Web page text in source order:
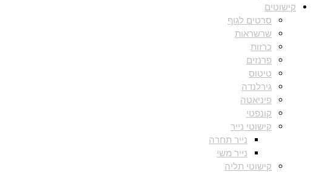
קישוטים
סרטים לגוף
שרשראות
כרזות
פרנזים
טיטוס
גירלנדה
פיניאטה
קונפטי
קישוטי נייר
נייר תחרה
נייר משי
קישוטי תליה